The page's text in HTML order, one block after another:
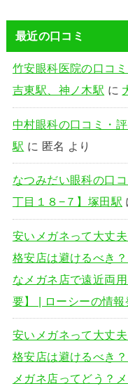
最近の口コミ
竹安眼科医院の口コ
吉東駅、神ノ木駅 に
中村眼科の口コミ・
駅 に 匿名 より
なつみだい眼科の口
丁目１８−７】塚田駅
安いメガネって大丈
格安店は避けるべき
なメガネ店で遠近両
要】 | ローシーの情報
安いメガネって大丈
格安店は避けるべき
メガネ店ってどう？